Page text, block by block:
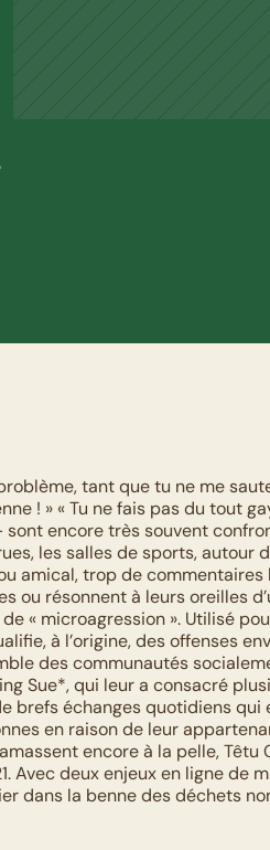
tant que tu ne me
! » « Tu ne fais pas du tout
encore très souvent
les salles de sports, autour
amical, trop de
ou résonnent à leurs oreilles
« microagression ». Utilisé
à l’origine, des offenses
des communautés
Sue*, qui leur a consacré
brefs échanges quotidiens qui
en raison de leur
encore à la pelle, Têtu
Avec deux enjeux en ligne de
dans la benne des déchets